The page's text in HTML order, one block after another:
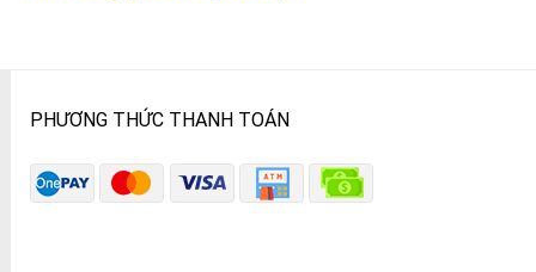
PHƯƠNG THỨC THANH TOÁN